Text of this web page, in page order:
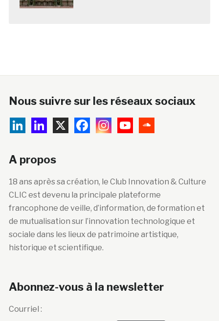
Nous suivre sur les réseaux sociaux
A propos
18 ans après sa création, le Club Innovation & Culture
CLIC est devenu la principale plateforme
francophone de veille, d’information, de formation et
de mutualisation sur l’innovation technologique et
sociale dans les lieux de patrimoine artistique,
historique et scientifique.
Abonnez-vous à la newsletter
Courriel :